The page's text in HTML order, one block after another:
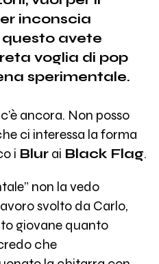
inconscia
questo avete
voglia di pop
sperimentale.
ancora. Non posso
ci interessa la forma
i Blurai Black Flag.
non la vedo
svolto da Carlo,
giovane quanto
che